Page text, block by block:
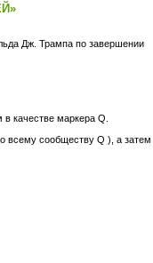
Дж. Трампа по завершении
качестве маркера Q.
всему сообществу Q ), а затем